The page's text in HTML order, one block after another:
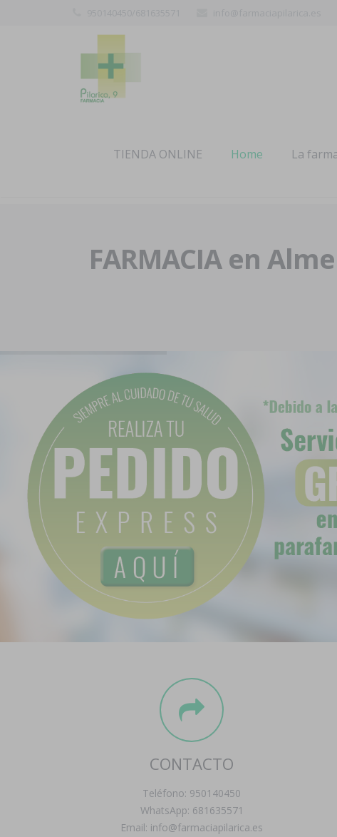
TIENDA ONLINE Home La
FARMACIA en
CONTACTO
Teléfono: 950140450
WhatsApp: 681635571
Email: info@farmaciapilarica.es